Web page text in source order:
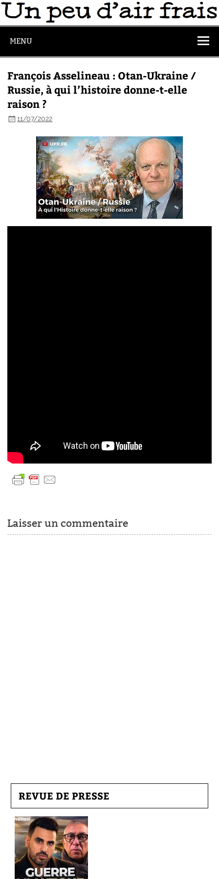
MENU
François Asselineau : Otan-Ukraine /
Russie, à qui l’histoire donne-t-elle
raison ?
11/07/2022
Laisser un commentaire
REVUE DE PRESSE